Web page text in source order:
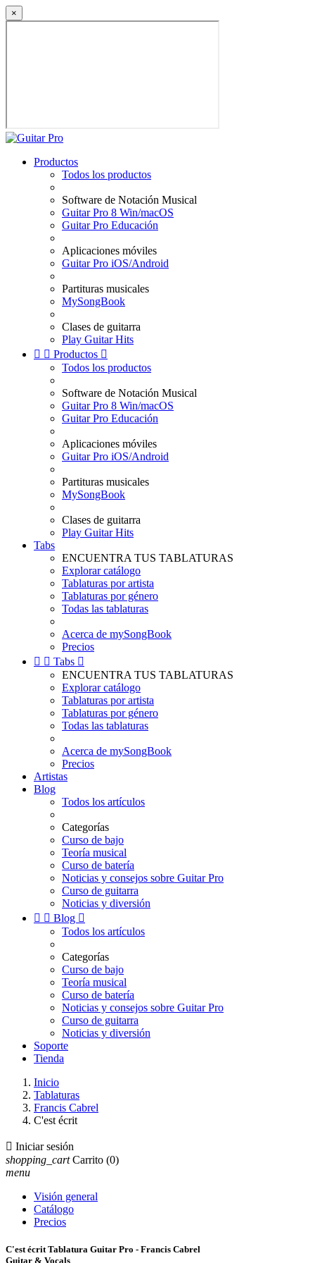
×
Productos
Todos los productos
Software de Notación Musical
Guitar Pro 8 Win/macOS
Guitar Pro Educación
Aplicaciones móviles
Guitar Pro iOS/Android
Partituras musicales
MySongBook
Clases de guitarra
Play Guitar Hits
  Productos 
Todos los productos
Software de Notación Musical
Guitar Pro 8 Win/macOS
Guitar Pro Educación
Aplicaciones móviles
Guitar Pro iOS/Android
Partituras musicales
MySongBook
Clases de guitarra
Play Guitar Hits
Tabs
ENCUENTRA TUS TABLATURAS
Explorar catálogo
Tablaturas por artista
Tablaturas por género
Todas las tablaturas
Acerca de mySongBook
Precios
  Tabs 
ENCUENTRA TUS TABLATURAS
Explorar catálogo
Tablaturas por artista
Tablaturas por género
Todas las tablaturas
Acerca de mySongBook
Precios
Artistas
Blog
Todos los artículos
Categorías
Curso de bajo
Teoría musical
Curso de batería
Noticias y consejos sobre Guitar Pro
Curso de guitarra
Noticias y diversión
  Blog 
Todos los artículos
Categorías
Curso de bajo
Teoría musical
Curso de batería
Noticias y consejos sobre Guitar Pro
Curso de guitarra
Noticias y diversión
Soporte
Tienda
Inicio
Tablaturas
Francis Cabrel
C'est écrit
 Iniciar sesión
shopping_cart Carrito (0)
menu
Visión general
Catálogo
Precios
C'est écrit Tablatura Guitar Pro - Francis Cabrel
Guitar & Vocals